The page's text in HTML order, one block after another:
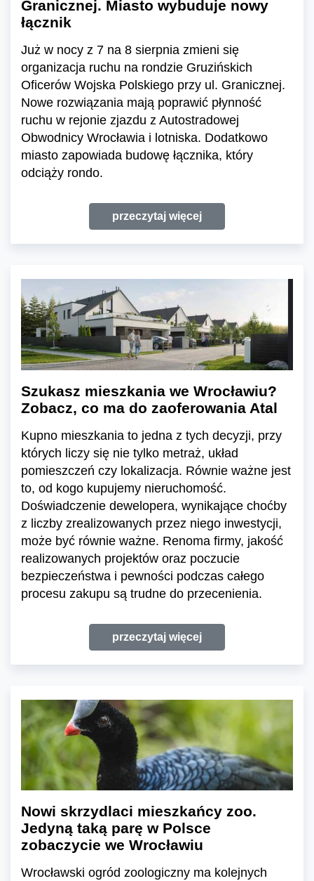
Granicznej. Miasto wybuduje nowy
łącznik
Już w nocy z 7 na 8 sierpnia zmieni się
organizacja ruchu na rondzie Gruzińskich
Oficerów Wojska Polskiego przy ul. Granicznej.
Nowe rozwiązania mają poprawić płynność
ruchu w rejonie zjazdu z Autostradowej
Obwodnicy Wrocławia i lotniska. Dodatkowo
miasto zapowiada budowę łącznika, który
odciąży rondo.
przeczytaj więcej
Szukasz mieszkania we Wrocławiu?
Zobacz, co ma do zaoferowania Atal
Kupno mieszkania to jedna z tych decyzji, przy
których liczy się nie tylko metraż, układ
pomieszczeń czy lokalizacja. Równie ważne jest
to, od kogo kupujemy nieruchomość.
Doświadczenie dewelopera, wynikające choćby
z liczby zrealizowanych przez niego inwestycji,
może być równie ważne. Renoma firmy, jakość
realizowanych projektów oraz poczucie
bezpieczeństwa i pewności podczas całego
procesu zakupu są trudne do przecenienia.
przeczytaj więcej
Nowi skrzydlaci mieszkańcy zoo.
Jedyną taką parę w Polsce
zobaczycie we Wrocławiu
Wrocławski ogród zoologiczny ma kolejnych